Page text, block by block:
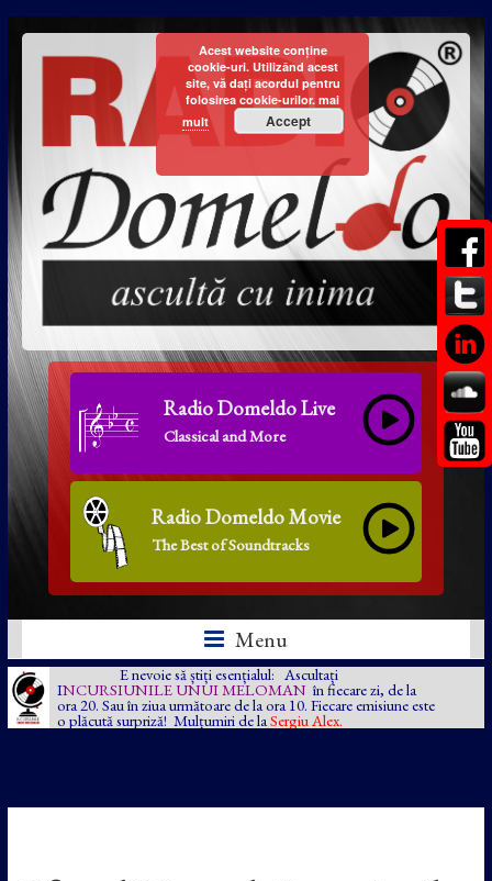
Radio Domeldo Live
Classical and More
Radio Domeldo Movie
The Best of Soundtracks
Menu
E nevoie să știți esențialul: Ascultați
INCURSIUNILE UNUI MELOMAN în fiecare zi, de la
ora 20. Sau în ziua următoare de la ora 10. Fiecare emisiune este
o plăcută surpriză! Mulțumiri de la Sergiu Alex.
Acest website conține
cookie-uri. Utilizând acest
site, vă dați acordul pentru
folosirea cookie-urilor. mai
mult
Accept